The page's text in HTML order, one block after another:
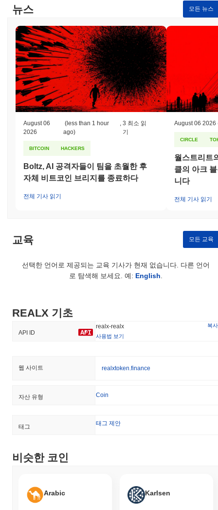
뉴스 모든 뉴스
August 06
2026
(less than 1 hour
ago)
3 최소 읽
기
BITCOIN HACKERS
Boltz, AI 공격자들이 팀을 초월한 후
자체 비트코인 브리지를 종료하다
전체 기사 읽기
August 06 2026
CIRCLE
월스트리트
클의 아크
니다
전체 기사 읽기
교육 모든 교육
선택한 언어로 제공되는 교육 기사가 현재 없습니다. 다른 언어
로 탐색해 보세요. 예: English
REALX 기초
API ID
realx-realx
복사
사용법 보기
웹 사이트 realxtoken.finance
자산 유형 Coin
태그 태그 제안
비슷한 코인
Arabic Karlsen